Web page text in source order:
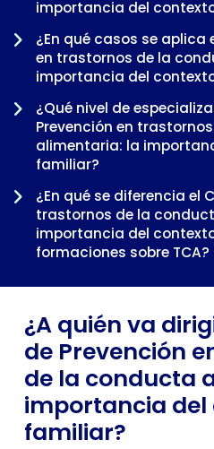
importancia del
¿En qué casos se aplica
en trastornos de la
importancia del
¿Qué nivel de
Prevención en
alimentaria: la
familiar?
¿En qué se diferencia el
trastornos de la
importancia del
formaciones sobre TCA?
¿Cuándo tiene sentido
alimentaria: la
dentro de una
¿A quién va
de Prevención
de la conducta
importancia del
familiar?